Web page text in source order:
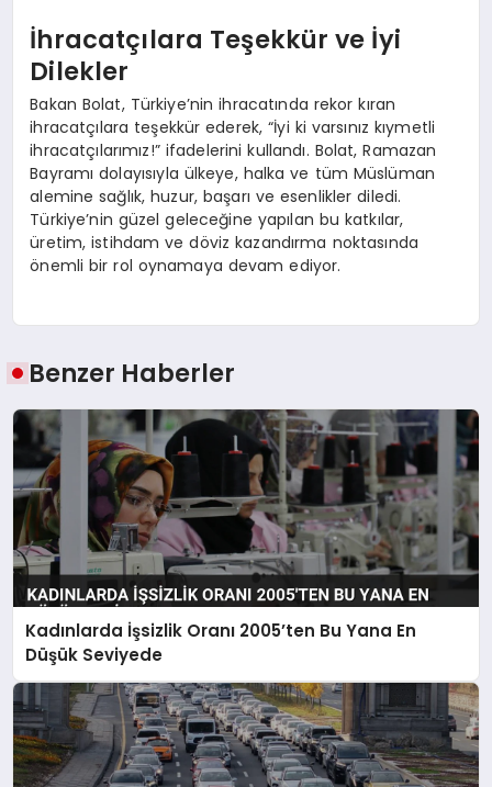
İhracatçılara Teşekkür ve İyi
Dilekler
Bakan Bolat, Türkiye’nin ihracatında rekor kıran
ihracatçılara teşekkür ederek, “İyi ki varsınız kıymetli
ihracatçılarımız!” ifadelerini kullandı. Bolat, Ramazan
Bayramı dolayısıyla ülkeye, halka ve tüm Müslüman
alemine sağlık, huzur, başarı ve esenlikler diledi.
Türkiye’nin güzel geleceğine yapılan bu katkılar,
üretim, istihdam ve döviz kazandırma noktasında
önemli bir rol oynamaya devam ediyor.
Benzer Haberler
Kadınlarda İşsizlik Oranı 2005’ten Bu Yana En
Düşük Seviyede